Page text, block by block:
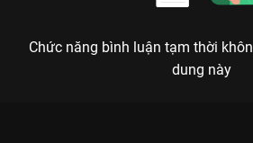
Chức năng bình luận tạm thời
dung này